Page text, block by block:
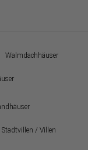
Walmdachhäuser
Stadtvillen / Villen